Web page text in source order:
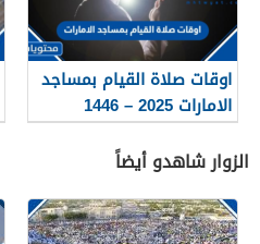
اوقات صلاة القيام بمساجد
الامارات 2025 – 1446
الزوار شاهدو أيضاً